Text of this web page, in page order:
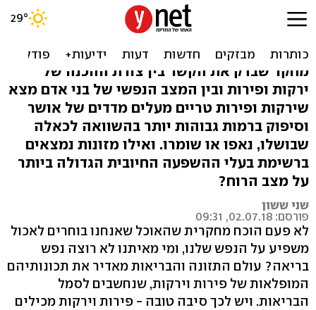
אלו המזונות שיגרמו לכם
להיות יותר מאושרים
מחקר שבדק את הקשר בין צורת ההכנה של
ירקות ופירות ובין המצב הנפשי של בני אדם מצא
שירקות ופירות טריים מעלים מדדים של אושר
וסיפוק ברמות גבוהות יותר בהשוואה לכאלה
שבושלו, נאפו או שומרו. ואילו מזונות נמצאים
ברשימת בעלי ההשפעה החיובית הגדולה ביותר
על מצב הרוח?
שני ששון
פורסם: 02.07.18, 09:31
לא פעם הוכח מחקרית שהאוכל שאנחנו בוחרים לאכול
משפיע על הנפש שלנו, ומי מאיתנו לא רוצה נפש
בריאה? עולם התזונה והבריאות מאדיר את תכונותיהם
המופלאות של פירות וירקות, שנחשבים לסמל
הבריאות. ויש לכך סיבה טובה - פירות וירקות מכילים